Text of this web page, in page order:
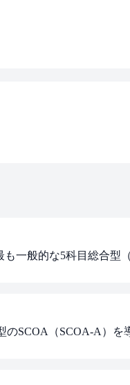
一般的な5科目総合型
SCOA（SCOA-A）